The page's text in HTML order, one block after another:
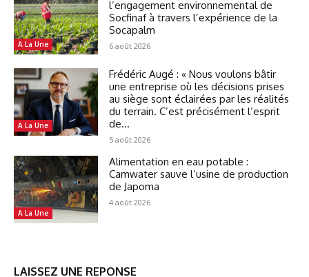
A La Une
l’engagement environnemental de
Socfinaf à travers l’expérience de la
Socapalm
6 août 2026
A La Une
Frédéric Augé : « Nous voulons bâtir
une entreprise où les décisions prises
au siège sont éclairées par les réalités
du terrain. C’est précisément l’esprit
de...
5 août 2026
A La Une
Alimentation en eau potable :
Camwater sauve l’usine de production
de Japoma
4 août 2026
LAISSEZ UNE REPONSE